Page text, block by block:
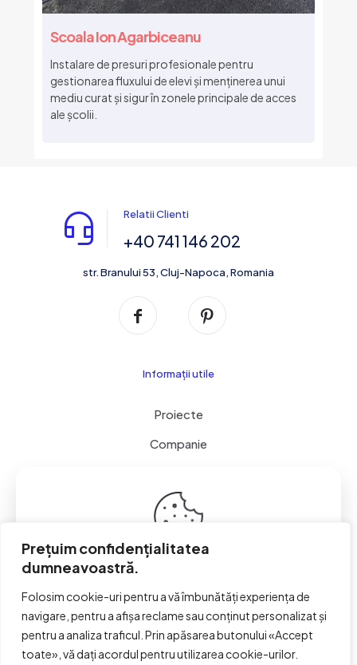
Prețuim confidențialitatea
dumneavoastră.
Folosim cookie-uri pentru a vă îmbunătăți experiența de
navigare, pentru a afișa reclame sau conținut personalizat și
pentru a analiza traficul. Prin apăsarea butonului «Accept
toate», vă dați acordul pentru utilizarea cookie-urilor.
Scoala Ion Agarbiceanu
Instalare de presuri profesionale pentru
gestionarea fluxului de elevi și menținerea unui
mediu curat și sigur în zonele principale de acces
ale școlii.
Relatii Clienti
+40 741 146 202
str. Branului 53, Cluj-Napoca, Romania
Informații utile
Proiecte
Companie
Contact
© 2026 Ax Perpetuum Impex S.R.L. | Toate drepturile
rezervate | Powered byPERPETUUM
This website uses cookies to improve your experience.
Policy.